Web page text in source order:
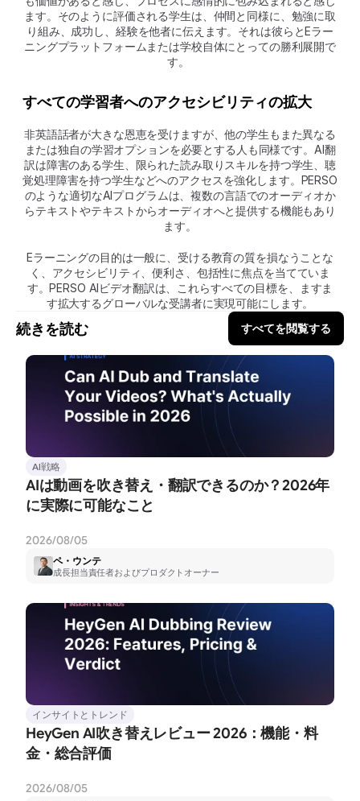
ます。そのように評価される学生は、仲間と同様に、勉強に取
り組み、成功し、経験を他者に伝えます。それは彼らとEラー
ニングプラットフォームまたは学校自体にとっての勝利展開で
す。
すべての学習者へのアクセシビリティの拡大
非英語話者が大きな恩恵を受けますが、他の学生もまた異なる
または独自の学習オプションを必要とする人も同様です。AI翻
訳は障害のある学生、限られた読み取りスキルを持つ学生、聴
覚処理障害を持つ学生などへのアクセスを強化します。PERSO
のような適切なAIプログラムは、複数の言語でのオーディオか
らテキストやテキストからオーディオへと提供する機能もあり
ます。
Eラーニングの目的は一般に、受ける教育の質を損なうことな
く、アクセシビリティ、便利さ、包括性に焦点を当てていま
す。PERSO AIビデオ翻訳は、これらすべての目標を、ますま
す拡大するグローバルな受講者に実現可能にします。
続きを読む すべてを閲覧する
AI戦略
AIは動画を吹き替え・翻訳できるのか？2026年
に実際に可能なこと
2026/08/05
ペ・ウンテ
成長担当責任者およびプロダクトオーナー
インサイトとトレンド
HeyGen AI吹き替えレビュー 2026：機能・料
金・総合評価
2026/08/05